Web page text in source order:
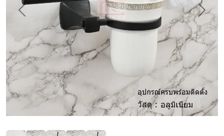
Previous Next